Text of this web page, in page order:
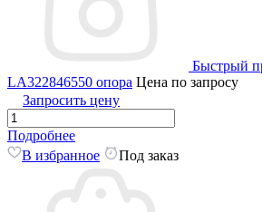
Быстрый
LA322846550 опора Цена по запросу
Запросить цену
Подробнее
В избранное
Под заказ